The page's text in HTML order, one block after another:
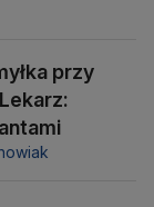
przy